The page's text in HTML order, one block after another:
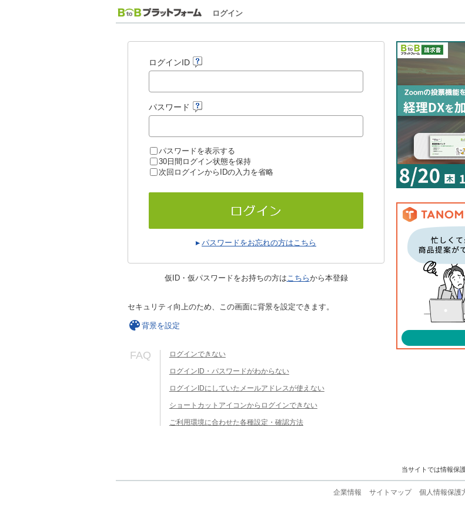
ログイン
ログインID
パスワード
パスワードを表示する
30日間ログイン状態を保持
次回ログインからIDの入力を省略
パスワードをお忘れの方はこちら
仮ID・仮パスワードをお持ちの方はこちらから本登録
セキュリティ向上のため、この画面に背景を設定できます。
背景を設定
FAQ ログインできない
ログインID・パスワードがわからない
ログインIDにしていたメールアドレスが使えない
ショートカットアイコンからログインできない
ご利用環境に合わせた各種設定・確認方法
当サイトでは情報保
企業情報 サイトマップ 個人情報保護